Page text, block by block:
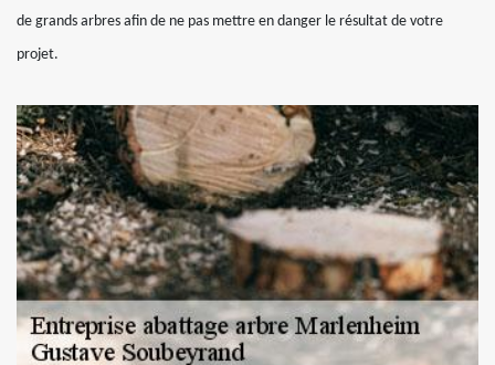
de grands arbres afin de ne pas mettre en danger le résultat de votre
projet.